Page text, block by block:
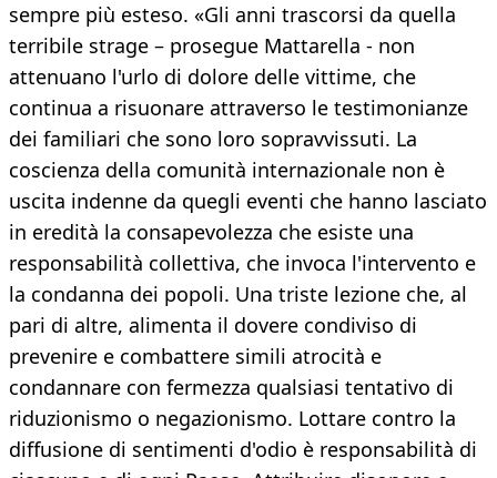
sempre più esteso. «Gli anni trascorsi da quella
terribile strage – prosegue Mattarella - non
attenuano l'urlo di dolore delle vittime, che
continua a risuonare attraverso le testimonianze
dei familiari che sono loro sopravvissuti. La
coscienza della comunità internazionale non è
uscita indenne da quegli eventi che hanno lasciato
in eredità la consapevolezza che esiste una
responsabilità collettiva, che invoca l'intervento e
la condanna dei popoli. Una triste lezione che, al
pari di altre, alimenta il dovere condiviso di
prevenire e combattere simili atrocità e
condannare con fermezza qualsiasi tentativo di
riduzionismo o negazionismo. Lottare contro la
diffusione di sentimenti d'odio è responsabilità di